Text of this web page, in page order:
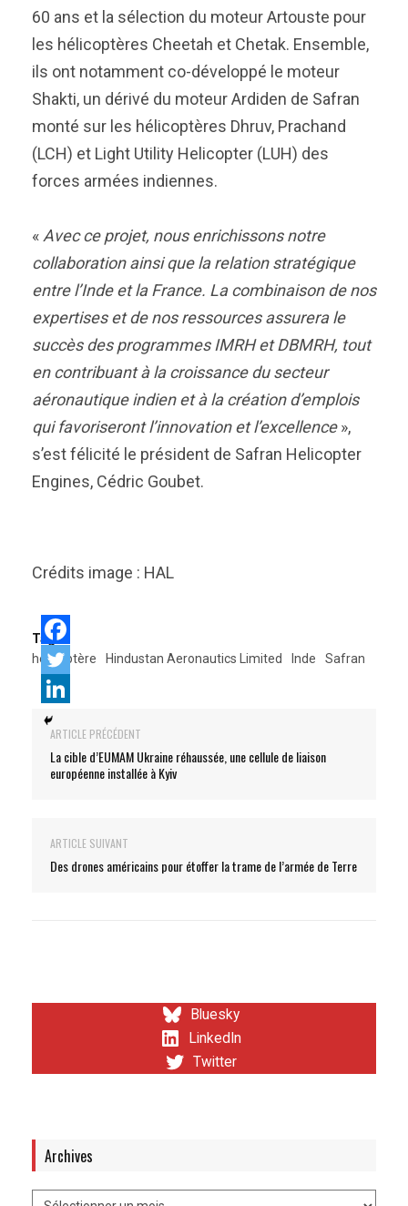
60 ans et la sélection du moteur Artouste pour
les hélicoptères Cheetah et Chetak. Ensemble,
ils ont notamment co-développé le moteur
Shakti, un dérivé du moteur Ardiden de Safran
monté sur les hélicoptères Dhruv, Prachand
(LCH) et Light Utility Helicopter (LUH) des
forces armées indiennes.
« Avec ce projet, nous enrichissons notre
collaboration ainsi que la relation stratégique
entre l’Inde et la France. La combinaison de nos
expertises et de nos ressources assurera le
succès des programmes IMRH et DBMRH, tout
en contribuant à la croissance du secteur
aéronautique indien et à la création d’emplois
qui favoriseront l’innovation et l’excellence»,
s’est félicité le président de Safran Helicopter
Engines, Cédric Goubet.
Crédits image : HAL
Tags:
hélicoptère
Hindustan Aeronautics Limited Inde Safran
ARTICLE PRÉCÉDENT
La cible d’EUMAM Ukraine réhaussée, une cellule de liaison
européenne installée à Kyiv
ARTICLE SUIVANT
Des drones américains pour étoffer la trame de l’armée de Terre
Bluesky
LinkedIn
Twitter
Archives